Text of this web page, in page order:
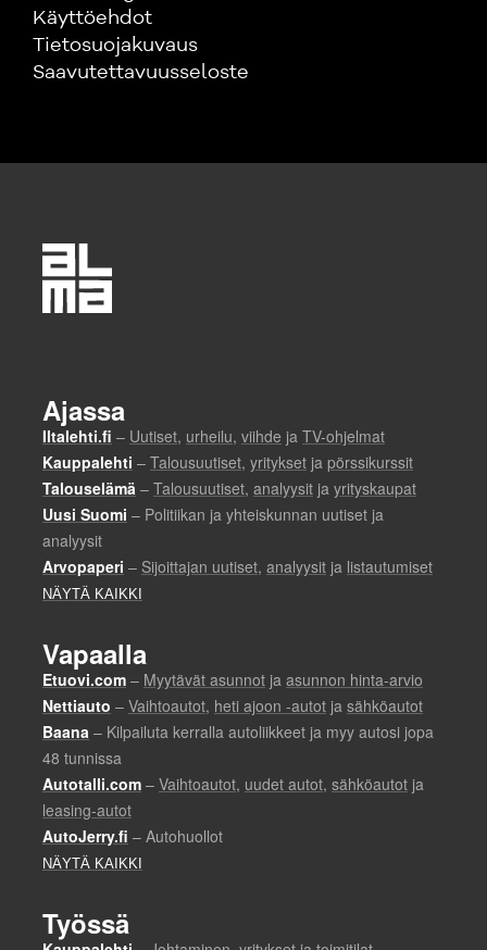
Käyttöehdot
Tietosuojakuvaus
Saavutettavuusseloste